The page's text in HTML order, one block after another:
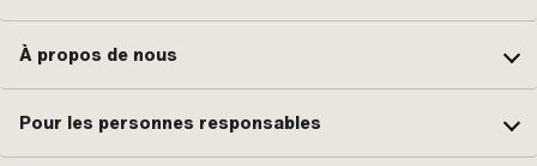
À propos de nous
Pour les personnes responsables